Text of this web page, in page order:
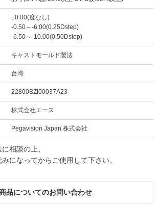
±0.00(度なし)
-0.50～-6.00(0.25Dstep)
-6.50～-10.00(0.50Dstep)
キャストモールド製法
台湾
22800BZI00037A23
株式会社エース
Pegavision Japan 株式会社
相談の上、
になってからご使用して下さい。
品についてのお問い合わせ